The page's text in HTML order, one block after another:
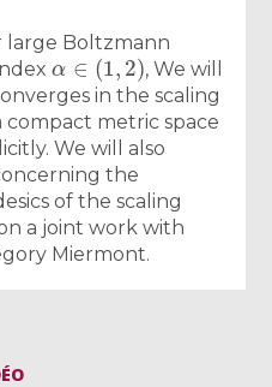
large Boltzmann
α∈(1,2)
, We will
in the scaling
compact metric space
We will also
the
of the scaling
a joint work with
Miermont.